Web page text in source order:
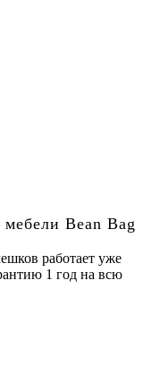
Bean Bag
работает уже
1 год на всю